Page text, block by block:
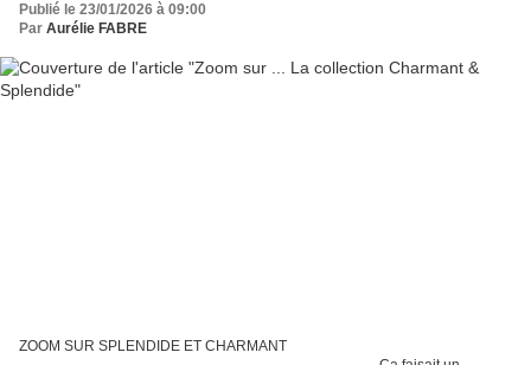
Publié le 23/01/2026 à 09:00
Par Aurélie FABRE
ZOOM SUR SPLENDIDE ET CHARMANT